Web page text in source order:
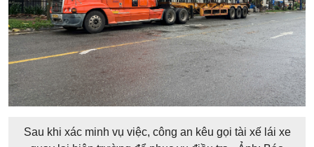
Sau khi xác minh vụ việc, công an kêu gọi tài xế lái xe